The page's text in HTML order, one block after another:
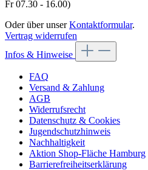
Fr 07.30 - 16.00)
Oder über unserKontaktformular.
Vertrag widerrufen
Infos & Hinweise
FAQ
Versand & Zahlung
AGB
Widerrufsrecht
Datenschutz & Cookies
Jugendschutzhinweis
Nachhaltigkeit
Aktion Shop-Fläche Hamburg
Barrierefreiheitserklärung